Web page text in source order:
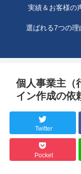
実績＆お客様の
選ばれる7つの理
個人事業主（
イン作成の依
Twitter
Pocket